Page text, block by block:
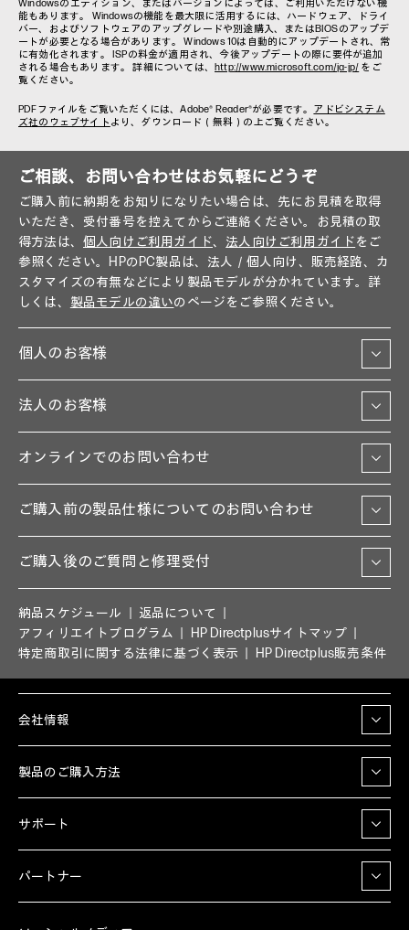
Windowsのエディション、またはバージョンによっては、ご利用いただけない機
能もあります。 Windowsの機能を最大限に活用するには、ハードウェア、ドライ
バー、およびソフトウェアのアップグレードや別途購入、またはBIOSのアップデ
ートが必要となる場合があります。 Windows 10は自動的にアップデートされ、常
に有効化されます。 ISPの料金が適用され、今後アップデートの際に要件が追加
される場合もあります。 詳細については、 http://www.microsoft.com/ja-jp/ をご
覧ください。
PDFファイルをご覧いただくには、Adobe® Reader®が必要です。 アドビシステム
ズ社のウェブサイト より、ダウンロード（無料）の上ご覧ください。
ご相談、お問い合わせはお気軽にどうぞ
ご購入前に納期をお知りになりたい場合は、先にお見積を取得
いただき、受付番号を控えてからご連絡ください。お見積の取
得方法は、 個人向けご利用ガイド、 法人向けご利用ガイドをご
参照ください。HPのPC製品は、法人／個人向け、販売経路、カ
スタマイズの有無などにより製品モデルが分かれています。詳
しくは、 製品モデルの違いのページをご参照ください。
個人のお客様
法人のお客様
オンラインでのお問い合わせ
ご購入前の製品仕様についてのお問い合わせ
ご購入後のご質問と修理受付
納品スケジュール
返品について
アフィリエイトプログラム
HP Directplusサイトマップ
特定商取引に関する法律に基づく表示
HP Directplus販売条件
会社情報
製品のご購入方法
サポート
パートナー